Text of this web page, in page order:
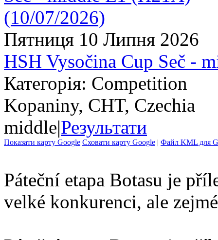
Пятниця 10 Липня 2026
HSH Vysočina Cup Seč -
Категорія: Competition
Kopaniny, CHT, Czechia
middle|Результати
Показати карту Google Сховати карту Google | Файл KML для
Páteční etapa Botasu je
velké konkurenci, ale